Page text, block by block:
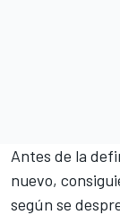
Antes de la
nuevo,
según se